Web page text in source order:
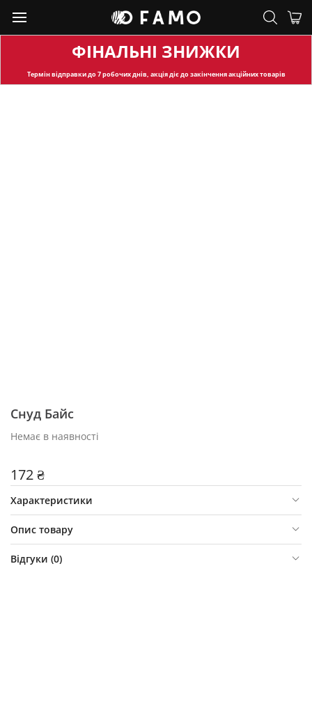
ФІНАЛЬНІ ЗНИЖКИ
Термін відправкидо 7 робочих днів, акція діє до закінчення акційних товарів
Снуд Байс
Немає в наявності
172 ₴
Характеристики
Опис товару
Відгуки (0)